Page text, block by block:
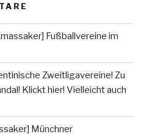
Fußballvereine im
Zweitligavereine! Zu
Klickt hier! Vielleicht auch
Münchner